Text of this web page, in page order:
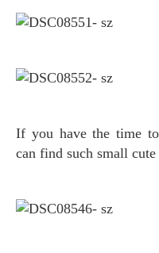
If you have the time to look down every corner, you
can find such small